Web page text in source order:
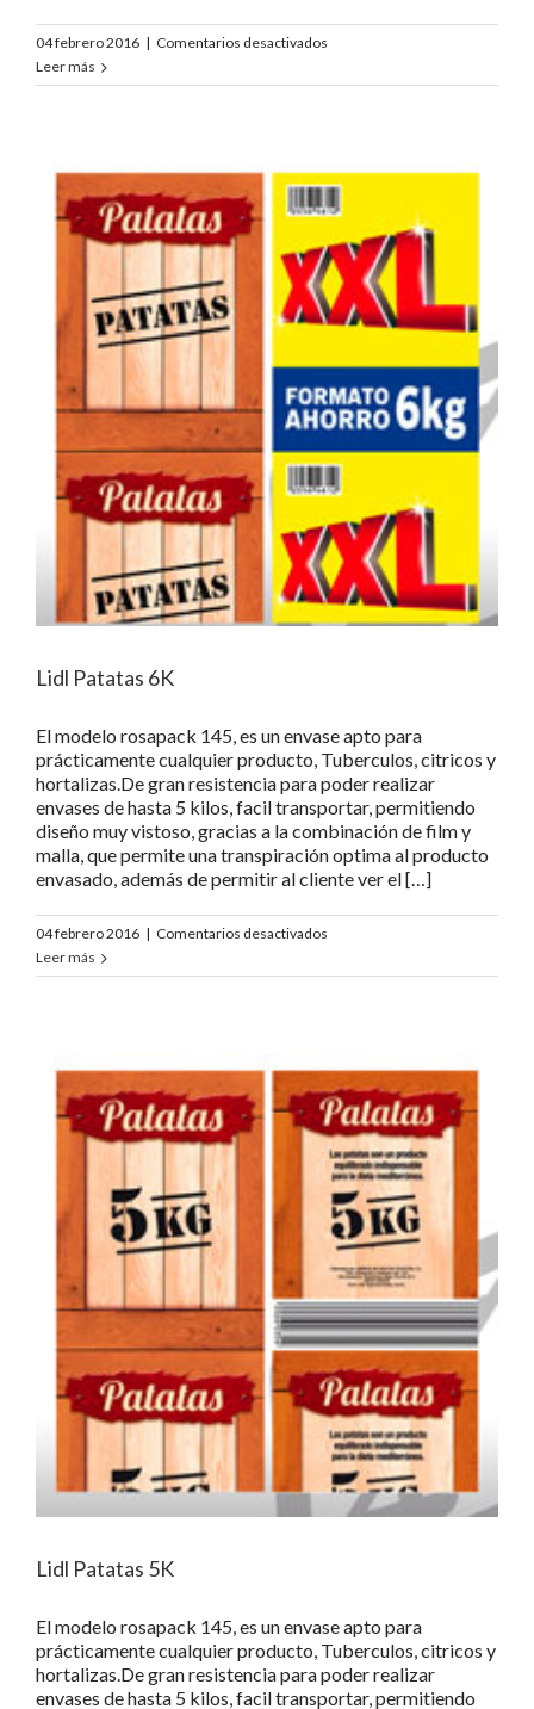
04 febrero 2016 | Comentarios desactivados
Patatas
Leer más
Lidl Patatas 6K
El modelo rosapack 145, es un envase apto para
prácticamente cualquier producto, Tuberculos, citricos y
hortalizas.De gran resistencia para poder realizar
envases de hasta 5 kilos, facil transportar, permitiendo
diseño muy vistoso, gracias a la combinación de film y
malla, que permite una transpiración optima al producto
envasado, además de permitir al cliente ver el […]
04 febrero 2016 | Comentarios desactivados
Patatas
Leer más
Lidl Patatas 5K
El modelo rosapack 145, es un envase apto para
prácticamente cualquier producto, Tuberculos, citricos y
hortalizas.De gran resistencia para poder realizar
envases de hasta 5 kilos, facil transportar, permitiendo